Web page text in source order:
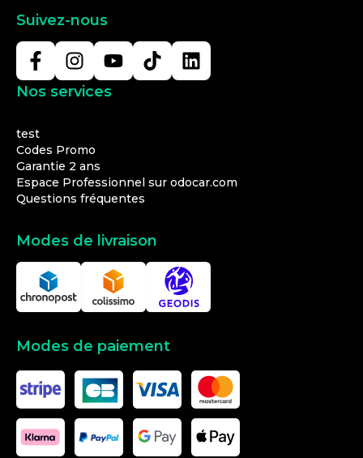
Suivez-nous
Nos services
test
Codes Promo
Garantie 2 ans
Espace Professionnel sur odocar.com
Questions fréquentes
Modes de livraison
Modes de paiement